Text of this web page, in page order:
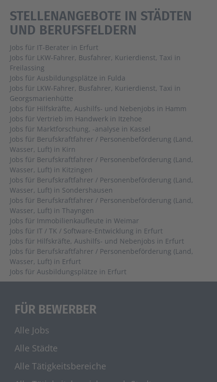
STELLENANGEBOTE IN STÄDTEN
UND BERUFSFELDERN
Jobs für IT-Berater in Erfurt
Jobs für LKW-Fahrer, Busfahrer, Kurierdienst, Taxi in
Freilassing
Jobs für Ausbildungsplätze in Fulda
Jobs für LKW-Fahrer, Busfahrer, Kurierdienst, Taxi in
Georgsmarienhütte
Jobs für Hilfskräfte, Aushilfs- und Nebenjobs in Hamm
Jobs für Vertrieb im Handwerk in Itzehoe
Jobs für Marktforschung, -analyse in Kassel
Jobs für Berufskraftfahrer / Personenbeförderung (Land,
Wasser, Luft) in Kirn
Jobs für Berufskraftfahrer / Personenbeförderung (Land,
Wasser, Luft) in Kitzingen
Jobs für Berufskraftfahrer / Personenbeförderung (Land,
Wasser, Luft) in Sondershausen
Jobs für Berufskraftfahrer / Personenbeförderung (Land,
Wasser, Luft) in Thayngen
Jobs für Immobilienkaufleute in Weimar
Jobs für IT / TK / Software-Entwicklung in Erfurt
Jobs für Hilfskräfte, Aushilfs- und Nebenjobs in Erfurt
Jobs für Berufskraftfahrer / Personenbeförderung (Land,
Wasser, Luft) in Erfurt
Jobs für Ausbildungsplätze in Erfurt
FÜR BEWERBER
Alle Jobs
Alle Städte
Alle Tätigkeitsbereiche